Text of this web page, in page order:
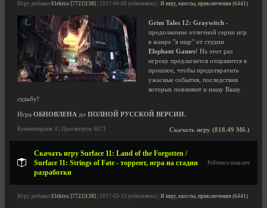
Игру добавил Elektra [7722|138] | 2017-04-06 (обновлено) | Я ищу, квесты, приключения (6441)
Grim Tales 12: Graywitch -
продолжение отличной серии игр
в жанре "я ищу" от студии
Elephant Games! На этот раз
игроку предлагается отправится в
прошлое, чтобы предотвратить
ужасные события, последствия
которых повлияют и нашу Вашу
судьбу!
Игра ОБНОВЛЕНА до ПОЛНОЙ РУССКОЙ ВЕРСИИ.
Скачать игру (818.49 Мб.)
Комментариев: 0 | Просмотров: 6571
Скачать игру Surface 11: Land of the Forgotten /
Surface 11: Strings of Fate - торрент, игра на стадии
разработки
Рейтинга пока нет
Игру добавил Elektra [7722|138] | 2017-03-23 (обновлено) | Я ищу, квесты, приключения (6441)